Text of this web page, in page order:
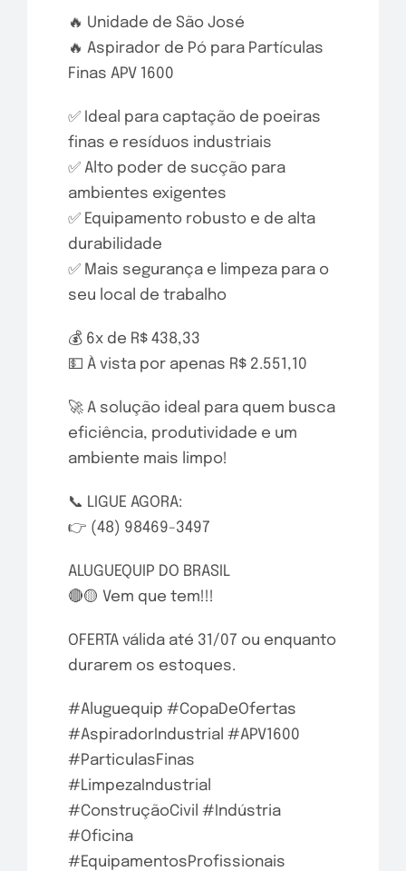
🔥 Unidade de São José
🔥 Aspirador de Pó para Partículas
Finas APV 1600
✅ Ideal para captação de poeiras
finas e resíduos industriais
✅ Alto poder de sucção para
ambientes exigentes
✅ Equipamento robusto e de alta
durabilidade
✅ Mais segurança e limpeza para o
seu local de trabalho
💰 6x de R$ 438,33
💵 À vista por apenas R$ 2.551,10
🚀 A solução ideal para quem busca
eficiência, produtividade e um
ambiente mais limpo!
📞 LIGUE AGORA:
👉 (48) 98469-3497
ALUGUEQUIP DO BRASIL
🔴🟡 Vem que tem!!!
OFERTA válida até 31/07 ou enquanto
durarem os estoques.
#Aluguequip #CopaDeOfertas
#AspiradorIndustrial #APV1600
#ParticulasFinas
#LimpezaIndustrial
#ConstruçãoCivil #Indústria
#Oficina
#EquipamentosProfissionais